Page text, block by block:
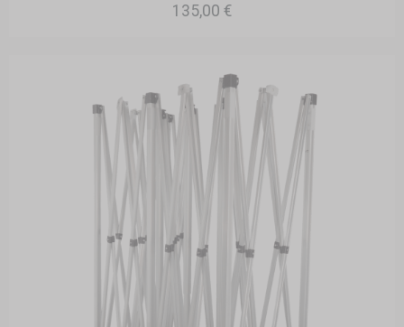
135,00 €